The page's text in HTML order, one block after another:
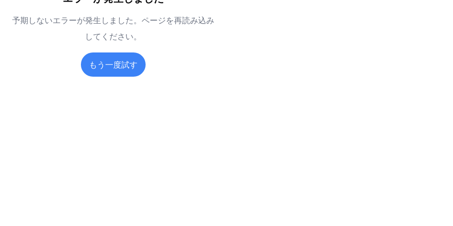
予期しないエラーが発生しました。ページを再読み込み
してください。
もう一度試す